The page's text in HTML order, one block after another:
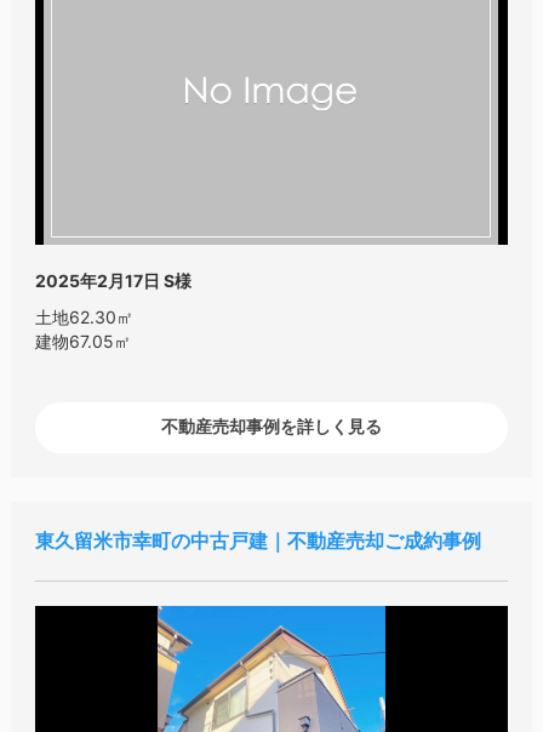
2025年2月17日 S様
土地62.30㎡
建物67.05㎡
不動産売却事例を詳しく見る
東久留米市幸町の中古戸建｜不動産売却ご成約事例